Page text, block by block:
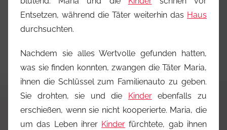
Entsetzen, während die Täter weiterhin das Haus
durchsuchten.
Nachdem sie alles Wertvolle gefunden hatten,
was sie finden konnten, zwangen die Täter Maria,
ihnen die Schlüssel zum Familienauto zu geben.
Sie drohten, sie und die
Kinderebenfalls zu
erschießen, wenn sie nicht kooperierte. Maria, die
um das Leben ihrer Kinder fürchtete, gab ihnen